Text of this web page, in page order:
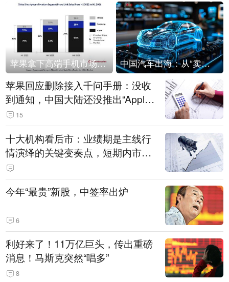
苹果拿下高端手机市场65%的份额：iPhone 17系列功不可没 中国汽车出海：从“卖出去”到“走进去”
苹果回应删除接入千问手册：没收
到通知，中国大陆还没推出“Apple
智能使用千问”功能
15
十大机构看后市：业绩期是主线行
情演绎的关键变奏点，短期内市场
或继续反弹，关注三条业绩主线
今年“最贵”新股，中签率出炉
6
利好来了！11万亿巨头，传出重磅
消息！马斯克突然“唱多”
8